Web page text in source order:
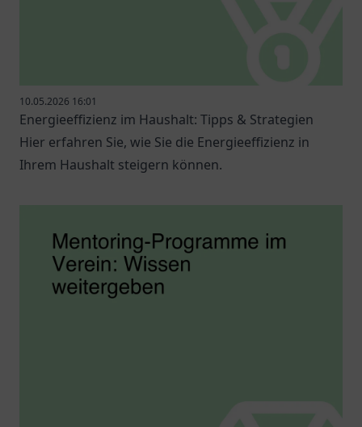
10.05.2026 16:01
Energieeffizienz im Haushalt: Tipps & Strategien
Hier erfahren Sie, wie Sie die Energieeffizienz in
Ihrem Haushalt steigern können.